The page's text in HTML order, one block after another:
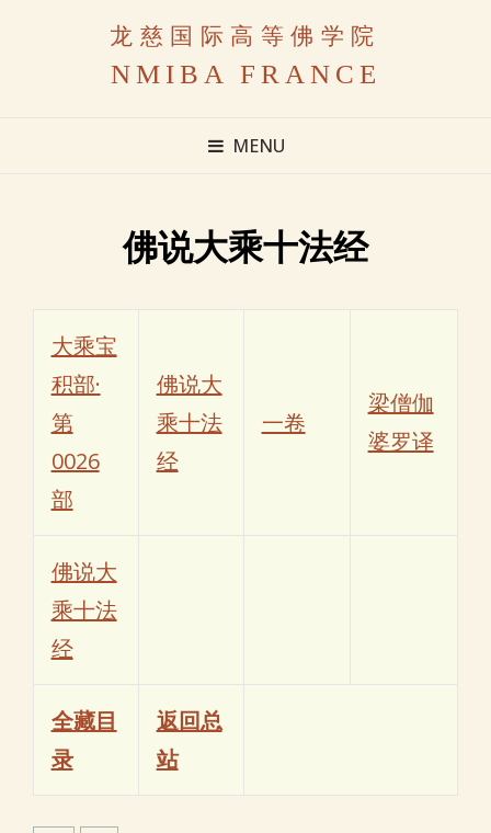
龙慈国际高等佛学院
NMIBA FRANCE
MENU
佛说大乘十法经
大乘宝
积部·
第
0026
部
佛说大
乘十法
经
一卷
梁僧伽
婆罗译
佛说大
乘十法
经
全藏目
录
返回总
站